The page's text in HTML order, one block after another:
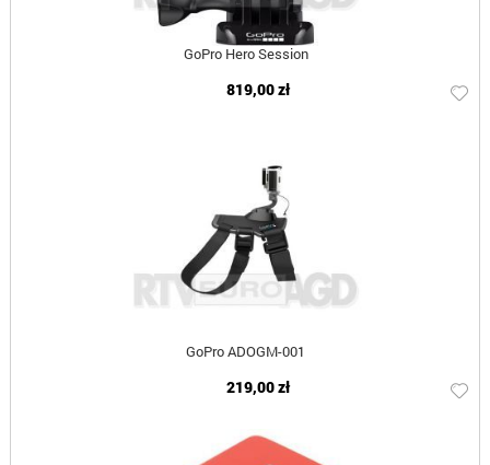
GoPro Hero Session
819,00 zł
GoPro ADOGM-001
219,00 zł